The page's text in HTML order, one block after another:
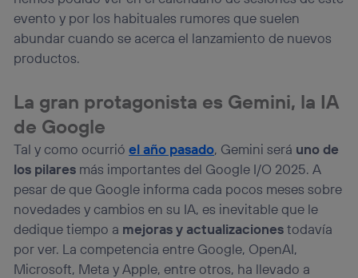
evento y por los habituales rumores que suelen
abundar cuando se acerca el lanzamiento de nuevos
productos.
La gran protagonista es Gemini, la IA
de Google
Tal y como ocurrióel año pasado, Gemini será uno de
los pilares más importantes del Google I/O 2025. A
pesar de que Google informa cada pocos meses sobre
novedades y cambios en su IA, es inevitable que le
dedique tiempo a mejoras y actualizacionestodavía
por ver. La competencia entre Google, OpenAI,
Microsoft, Meta y Apple, entre otros, ha llevado a
Este identificador se asigna a la conexión de internet, por
lo que cualquier persona que conecte su dispositivo y
consienta el uso de la tecnología recibirá el mismo
identificador. Típicamente:
actividades de navegación de los miembros del hogar
que hayan dado su consentimiento.
Si utilizasdatos móviles
personalizado, ya que se basará únicamente en la
navegación del usuario del móvil.
Puedes gestionar los consentimientos Utiq seleccionando
“Administrar Utiq” en la parte inferior de esta página web o
visitando el
portal de privacidad de Utiq
(“consenthub”). Para más información, consulta
la política de privacidad de Utiq.